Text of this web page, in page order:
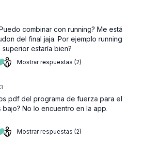
combinar con running? Me está
del final jaja. Por ejemplo running
estaría bien?
Mostrar respuestas (2)
pdf del programa de fuerza para el
bajo? No lo encuentro en la app.
Mostrar respuestas (2)